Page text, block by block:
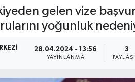
gelen vize
yoğunluk
28.04.2024 - 13:56
YAYINLANMA
3